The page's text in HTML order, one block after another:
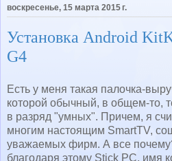
воскресенье, 15 марта 2015 г.
Установка Android
G4
Есть у меня такая палочка-
которой обычный, в общем-то,
в разряд "умных". Причем, я
многим настоящим SmartTV,
уважаемых фирм. А все
благодаря этому Stick PC, имя